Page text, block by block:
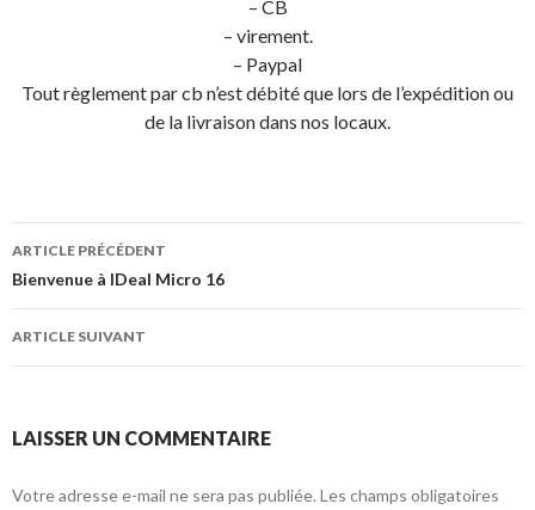
– CB
– virement.
– Paypal
Tout règlement par cb n’est débité que lors de l’expédition ou
de la livraison dans nos locaux.
Navigation
de
l’article
ARTICLE PRÉCÉDENT
Bienvenue à IDeal Micro 16
ARTICLE SUIVANT
LAISSER UN COMMENTAIRE
Votre adresse e-mail ne sera pas publiée. Les champs obligatoires